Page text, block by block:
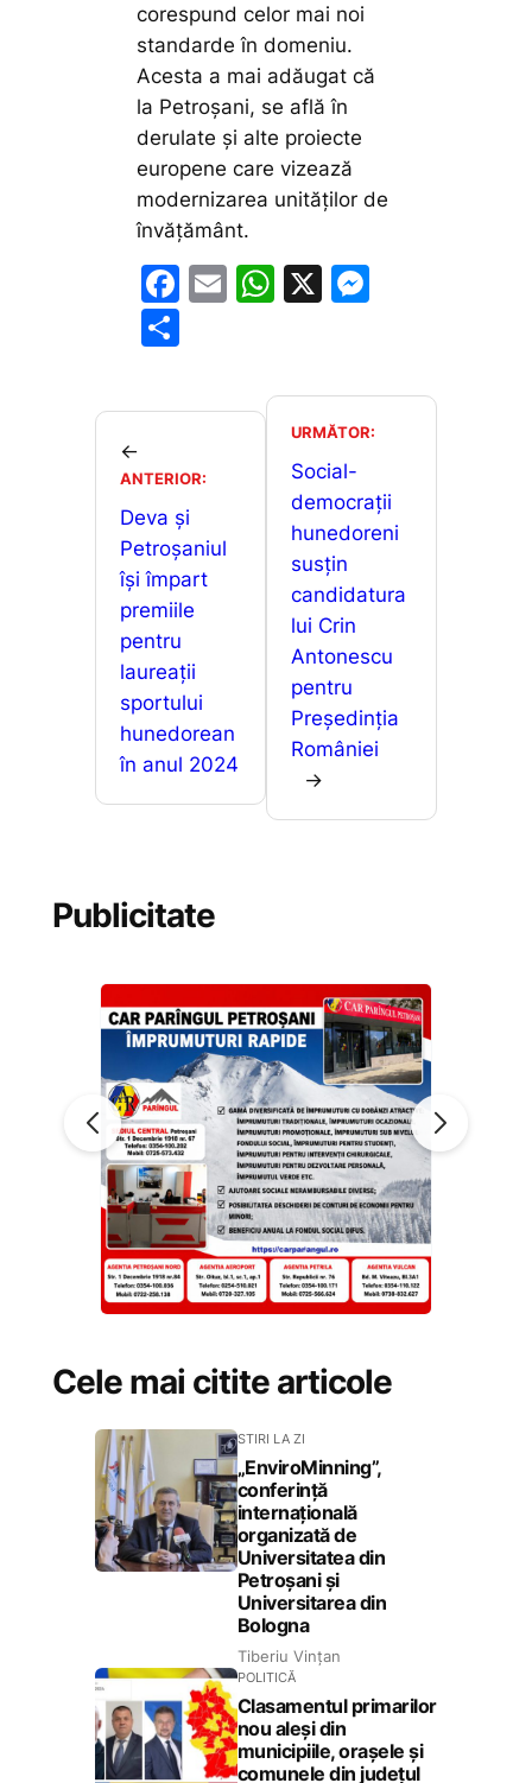
corespund celor mai noi
standarde în domeniu.
Acesta a mai adăugat că
la Petroșani, se află în
derulate și alte proiecte
europene care vizează
modernizarea unităților de
învățământ.
F
o
o
k
E
W
s
A
p
p
X
s
e
g
er
ta
a
z
ă
←
ANTERIOR:
Deva și
Petroșaniul
își împart
premiile
pentru
laureații
sportului
hunedorean
în anul 2024
URMĂTOR:
Social-
democrații
hunedoreni
susțin
candidatura
lui Crin
Antonescu
pentru
Președinția
României
→
Publicitate
Cele mai citite articole
STIRI LA ZI
„EnviroMinning”,
conferință
internațională
organizată de
Universitatea din
Petroșani și
Universitarea din
Bologna
Tiberiu Vințan
POLITICĂ
Clasamentul primarilor
nou aleși din
municipiile, orașele și
comunele din județul